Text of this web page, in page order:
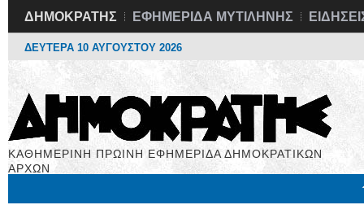
ΔΗΜΟΚΡΑΤΗΣ ΕΦΗΜΕΡΙΔΑ ΜΥΤΙΛΗΝΗΣ
ΔΕΥΤΕΡΑ 10 ΑΥΓΟΥΣΤΟΥ 2026
ΚΑΘΗΜΕΡΙΝΗ ΠΡΩΙΝΗ ΕΦΗΜΕΡΙΔΑ ΔΗΜΟΚΡΑΤΙΚΩΝ
ΑΡΧΩΝ